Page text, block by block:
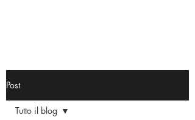
Post
Tutto il blog